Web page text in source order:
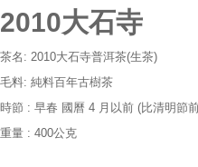
2010大石寺
茶名: 2010大石寺普洱茶(生茶)
毛料: 純料百年古樹茶
時節 : 早春 國曆 4 月以前 (比清明節
重量 : 400公克